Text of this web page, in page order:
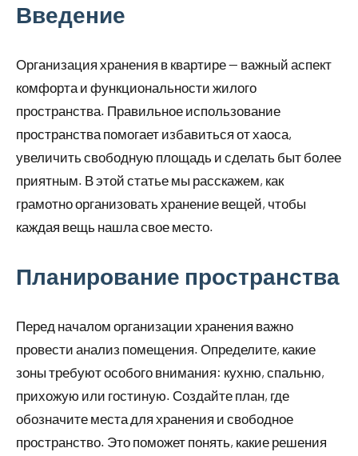
Введение
Организация хранения в квартире — важный аспект
комфорта и функциональности жилого
пространства. Правильное использование
пространства помогает избавиться от хаоса,
увеличить свободную площадь и сделать быт более
приятным. В этой статье мы расскажем, как
грамотно организовать хранение вещей, чтобы
каждая вещь нашла свое место.
Планирование пространства
Перед началом организации хранения важно
провести анализ помещения. Определите, какие
зоны требуют особого внимания: кухню, спальню,
прихожую или гостиную. Создайте план, где
обозначите места для хранения и свободное
пространство. Это поможет понять, какие решения